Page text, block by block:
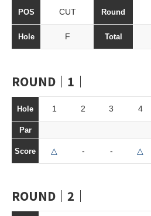
POS CUT Round
Hole F Total
ROUND｜1｜
Hole 1 2 3 4
Par
Score △ - - △
ROUND｜2｜